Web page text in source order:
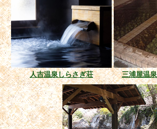
人吉温泉しらさぎ荘 三浦屋温